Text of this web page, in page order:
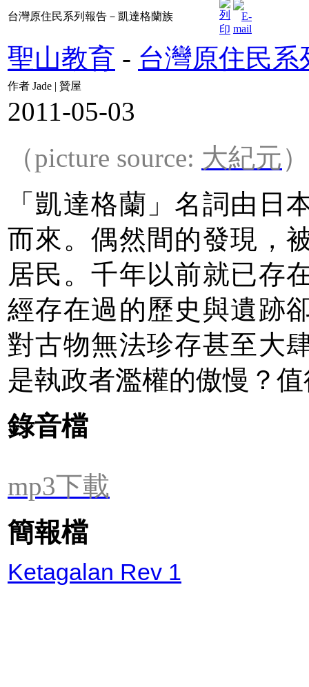
台灣原住民系列報告－凱達格蘭族
聖山教育 - 台灣原住民系
作者 Jade | 贊屋
2011-05-03
（picture source: 大紀元）
「凱達格蘭」名詞由日
而來。偶然間的發現，
居民。千年以前就已存
經存在過的歷史與遺跡
對古物無法珍存甚至大
是執政者濫權的傲慢？
錄音檔
mp3下載
簡報檔
Ketagalan Rev 1